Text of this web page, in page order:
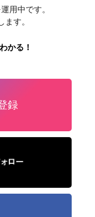
用中です。
す。
かる！
録